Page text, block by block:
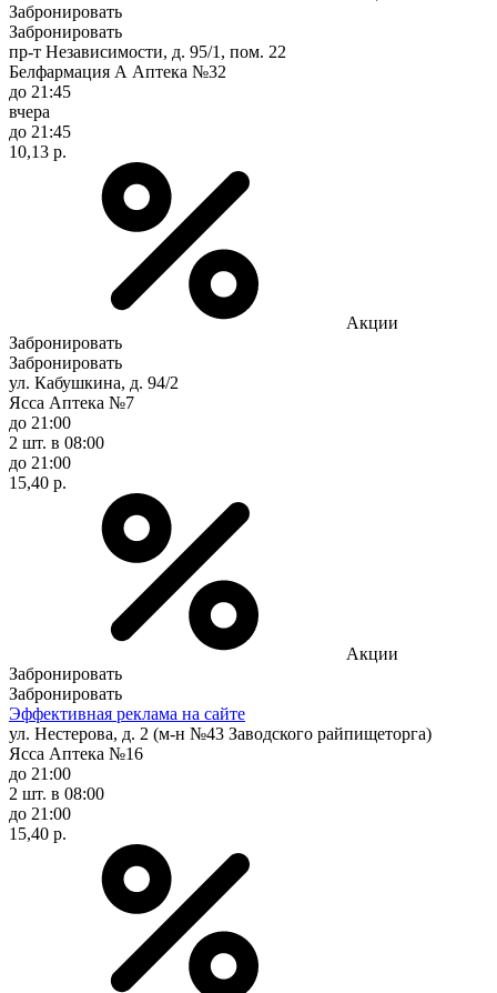
Забронировать
Забронировать
пр-т Независимости, д. 95/1, пом. 22
Белфармация А Аптека №32
до 21:45
вчера
до 21:45
10,13 р.
Акции
Забронировать
Забронировать
ул. Кабушкина, д. 94/2
Ясса Аптека №7
до 21:00
2 шт. в 08:00
до 21:00
15,40 р.
Акции
Забронировать
Забронировать
Эффективная реклама на сайте
ул. Нестерова, д. 2 (м-н №43 Заводского райпищеторга)
Ясса Аптека №16
до 21:00
2 шт. в 08:00
до 21:00
15,40 р.